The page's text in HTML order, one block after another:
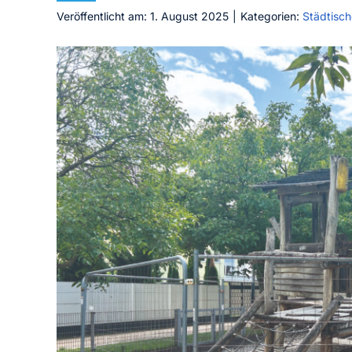
Veröffentlicht am: 1. August 2025 Kategorien: